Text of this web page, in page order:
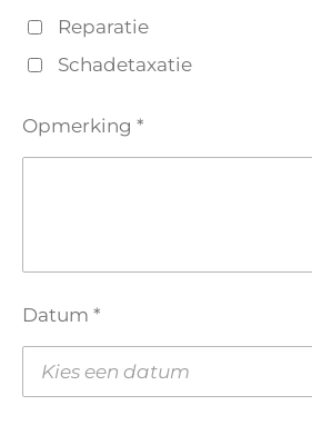
Reparatie
Schadetaxatie
Opmerking *
Datum *